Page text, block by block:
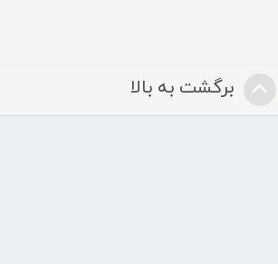
برگشت به بالا